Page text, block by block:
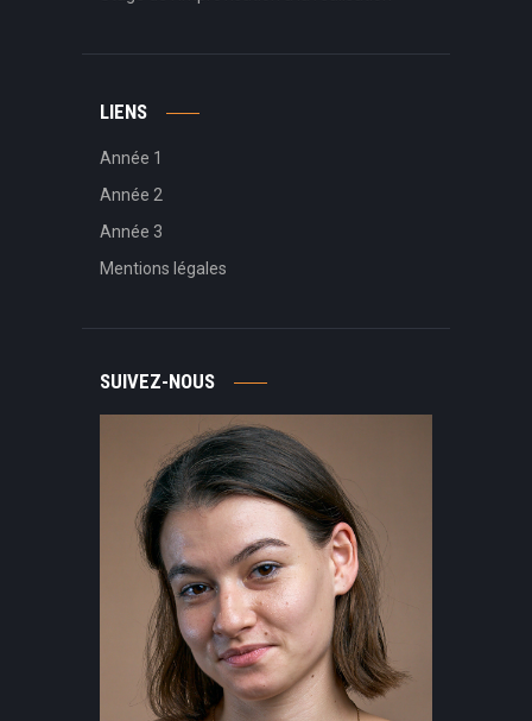
LIENS
Année 1
Année 2
Année 3
Mentions légales
SUIVEZ-NOUS